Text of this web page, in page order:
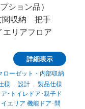
ョン品）
関収納 把手
リアフロア
詳細表示
ローゼット・内部収納
様, 設計, 製品仕様
･トイレドア･親子ド
エリア 機能ドア･間